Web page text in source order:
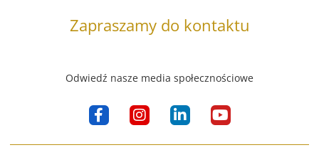
Zapraszamy do kontaktu
Odwiedź nasze media społecznościowe
F
a
c
I
n
s
L
i
n
Y
o
u